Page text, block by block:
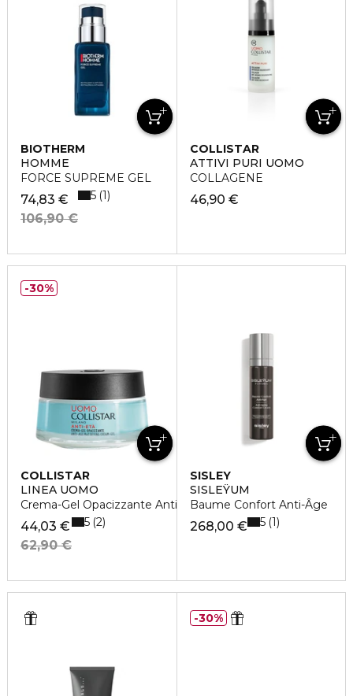
BIOTHERM
HOMME
FORCE SUPREME GEL
74,83 €
106,90 €
5 1
COLLISTAR
ATTIVI PURI UOMO
COLLAGENE
46,90 €
COLLISTAR
LINEA UOMO
Crema-Gel Opacizzante Anti-Età
44,03 €
62,90 €
5 2
30%
SISLEY
SISLEŸUM
Baume Confort Anti-Âge
268,00 € 5 1
30%